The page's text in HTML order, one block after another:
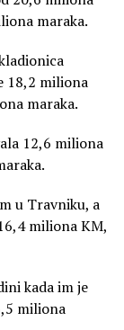
maraka.
18,2 miliona
maraka.
12,6 miliona
u Travniku, a
miliona KM,
kada im je
miliona